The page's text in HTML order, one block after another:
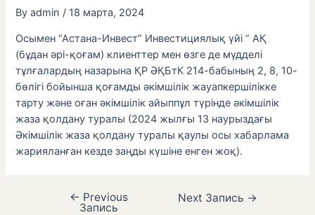
Byadmin / 18 марта, 2024
Осымен “Астана-Инвест” Инвестициялық үйі ” АҚ
(бұдан әрі-қоғам) клиенттер мен өзге де мүдделі
тұлғалардың назарына ҚР ӘҚБтК 214-бабының 2, 8, 10-
бөлігі бойынша қоғамды әкімшілік жауапкершілікке
тарту және оған әкімшілік айыппұл түрінде әкімшілік
жаза қолдану туралы (2024 жылғы 13 наурыздағы
Әкімшілік жаза қолдану туралы қаулы осы хабарлама
жарияланған кезде заңды күшіне енген жоқ).
← Previous
Запись
Next Запись →